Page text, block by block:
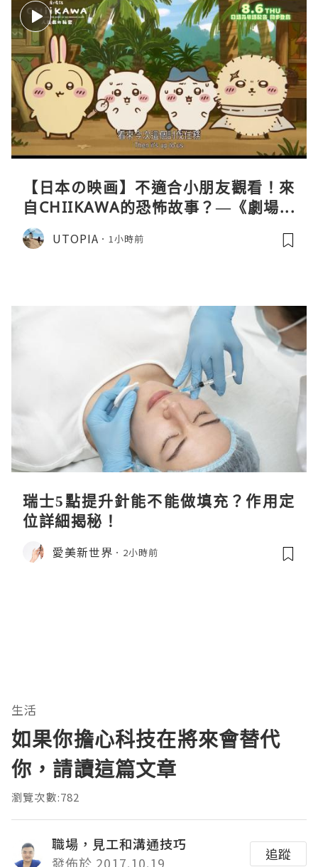
【日本の映画】不適合小朋友觀看！來
自CHIIKAWA的恐怖故事？—《劇場版
CHIIKAWA 人魚島的秘密》
UTOPIA 1小時前
瑞士5點提升針能不能做填充？作用定
位詳細揭秘！
愛美新世界 2小時前
生活
如果你擔心科技在將來會替代
你，請讀這篇文章
瀏覽次數:782
職場，見工和溝通技巧
發佈於 2017.10.19
追蹤